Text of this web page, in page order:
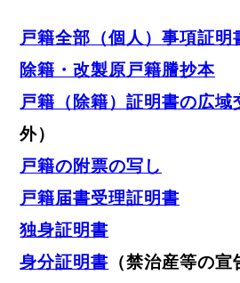
戸籍全部（個人）事項証明
除籍・改製原戸籍謄抄本
戸籍（除籍）証明書の広域
外）
戸籍の附票の写し
戸籍届書受理証明書
独身証明書
身分証明書 （禁治産等の